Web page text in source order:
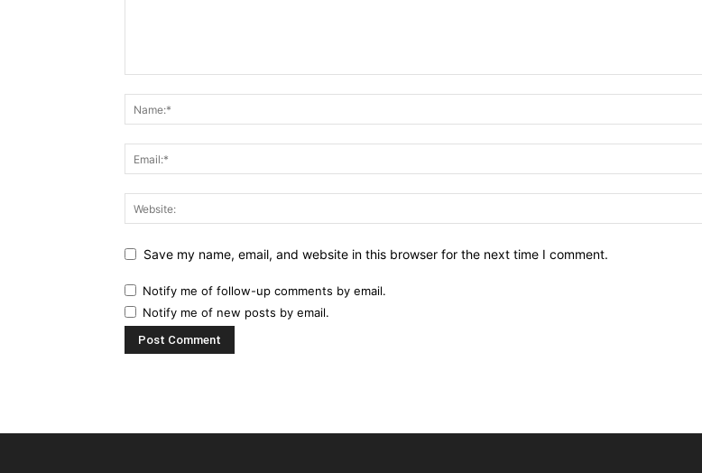
Save my name, email, and website in this browser for the next time I comment.
Notify me of follow-up comments by email.
Notify me of new posts by email.